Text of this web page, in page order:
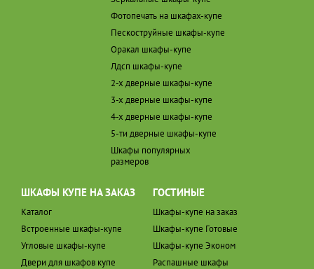
Фотопечать на шкафах-купе
Пескоструйные шкафы-купе
Оракал шкафы-купе
Лдсп шкафы-купе
2-х дверные шкафы-купе
3-х дверные шкафы-купе
4-х дверные шкафы-купе
5-ти дверные шкафы-купе
Шкафы популярных
размеров
ШКАФЫ КУПЕ НА ЗАКАЗ
Каталог
Встроенные шкафы-купе
Угловые шкафы-купе
Двери для шкафов купе
ГОСТИНЫЕ
Шкафы-купе на заказ
Шкафы-купе Готовые
Шкафы-купе Эконом
Распашные шкафы